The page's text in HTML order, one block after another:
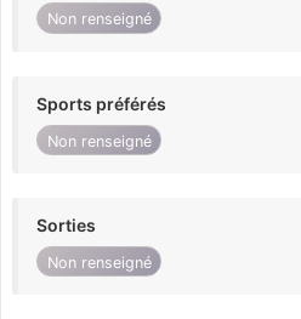
Non renseigné
Sports préférés
Non renseigné
Sorties
Non renseigné